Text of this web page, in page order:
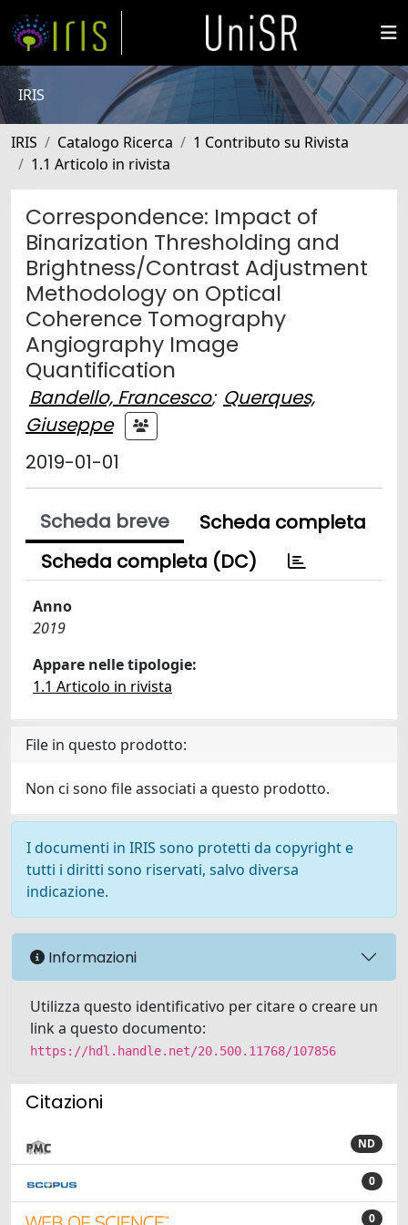
IRIS
IRIS Catalogo Ricerca
1 Contributo su Rivista
1.1 Articolo in rivista
Correspondence: Impact of
Binarization Thresholding and
Brightness/Contrast Adjustment
Methodology on Optical
Coherence Tomography
Angiography Image
Quantification
Bandello, Francesco; Querques,
Giuseppe
2019-01-01
Scheda breve
Scheda completa
Scheda completa (DC)
Anno
2019
Appare nelle tipologie:
1.1 Articolo in rivista
File in questo prodotto:
Non ci sono file associati a questo prodotto.
I documenti in IRIS sono protetti da copyright e
tutti i diritti sono riservati, salvo diversa
indicazione.
Informazioni
Utilizza questo identificativo per citare o creare un
link a questo documento:
https://hdl.handle.net/20.500.11768/107856
Citazioni
ND
0
0